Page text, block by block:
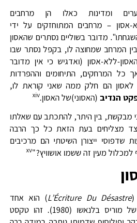
ומדינות כאלו הן מרחבים
אסון – מרחבים המתוחזקים על ידי
מדובר בשוליים נסתרים שהאסון
המרחב שמחוצה לו, בקפל נסתר שבו
ללא-אסון (ואדגיש כי אין מדובר
כל המרחקים, התיחומים וההפרדות
לאסון הם חלק ממה שאני קוראת לו,
הנדיב (האסוני)של האסון.xiv
מבקשת, בין היתר, להתכתב עם שאלתו
מצליחים בעת הזאת כל כך הרבה
שדפוסי ייצורן השיטתי הם מרכיבים
מעין זה ששמו אושוויץ?"xv
L’Écriture Du Désastre) הוא אחד
הטקסטים המאוחרים של מוריס בלנאשו (1980). זהו טקסט